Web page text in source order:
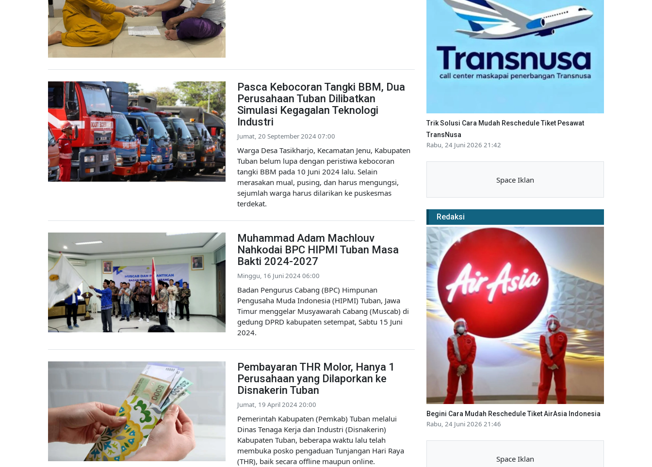
Pasca Kebocoran Tangki BBM, Dua
Perusahaan Tuban Dilibatkan
Simulasi Kegagalan Teknologi
Industri
Jumat, 20 September 2024 07:00
Warga Desa Tasikharjo, Kecamatan Jenu, Kabupaten
Tuban belum lupa dengan peristiwa kebocoran
tangki BBM pada 10 Juni 2024 lalu. Selain
merasakan mual, pusing, dan harus mengungsi,
sejumlah warga harus dilarikan ke puskesmas
terdekat.
Muhammad Adam Machlouv
Nahkodai BPC HIPMI Tuban Masa
Bakti 2024-2027
Minggu, 16 Juni 2024 06:00
Badan Pengurus Cabang (BPC) Himpunan
Pengusaha Muda Indonesia (HIPMI) Tuban, Jawa
Timur menggelar Musyawarah Cabang (Muscab) di
gedung DPRD kabupaten setempat, Sabtu 15 Juni
2024.
Pembayaran THR Molor, Hanya 1
Perusahaan yang Dilaporkan ke
Disnakerin Tuban
Jumat, 19 April 2024 20:00
Pemerintah Kabupaten (Pemkab) Tuban melalui
Dinas Tenaga Kerja dan Industri (Disnakerin)
Kabupaten Tuban, beberapa waktu lalu telah
membuka posko pengaduan Tunjangan Hari Raya
(THR), baik secara offline maupun online.
Trik Solusi Cara Mudah Reschedule Tiket Pesawat
TransNusa
Rabu, 24 Juni 2026 21:42
Space Iklan
Redaksi
Begini Cara Mudah Reschedule Tiket AirAsia Indonesia
Rabu, 24 Juni 2026 21:46
Space Iklan